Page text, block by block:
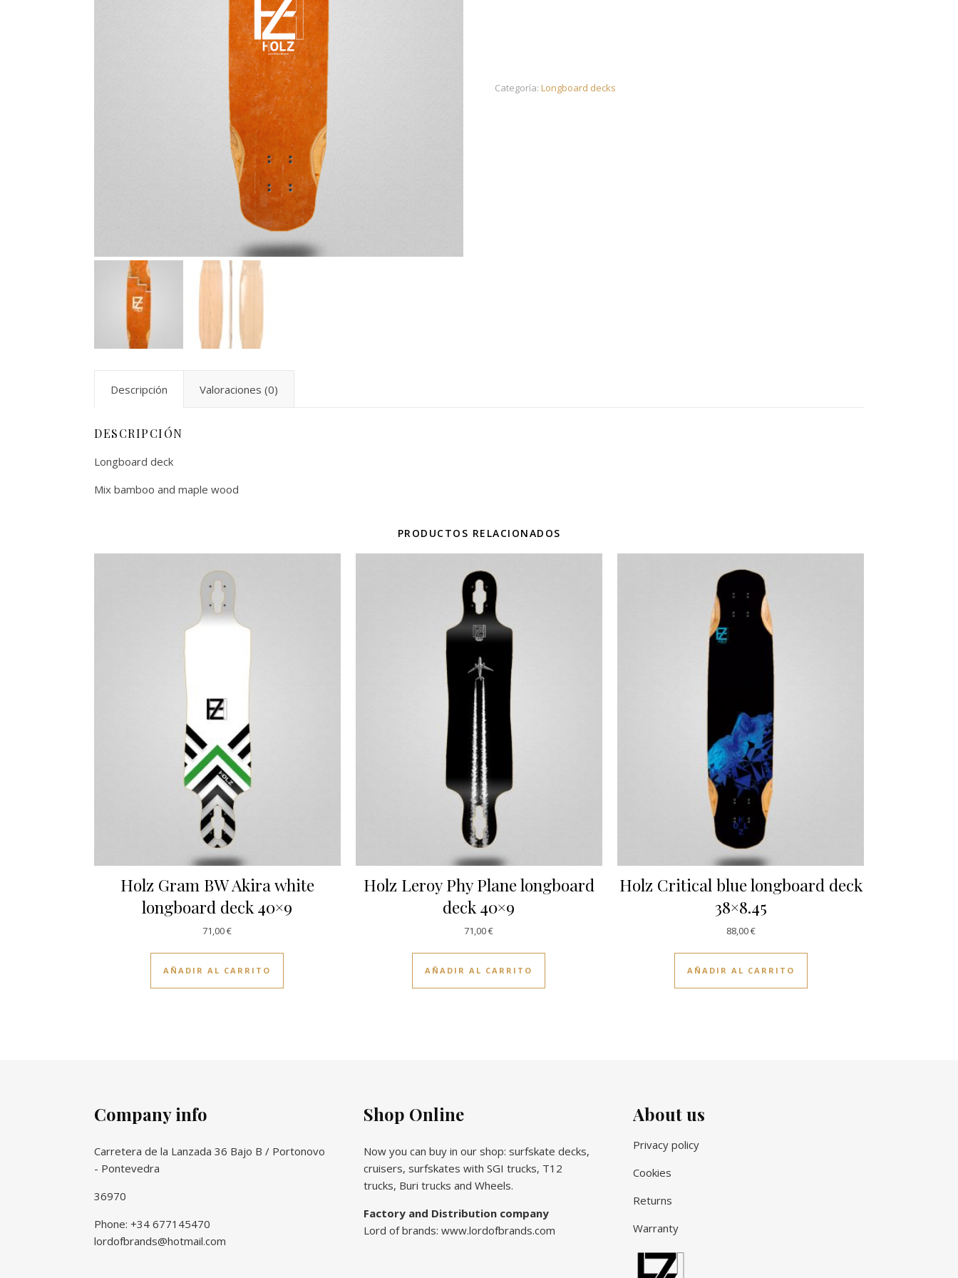
Categoría: Longboard decks
Descripción Valoraciones (0)
DESCRIPCIÓN
Longboard deck
Mix bamboo and maple wood
PRODUCTOS RELACIONADOS
Holz Gram BW Akira white
longboard deck 40×9
71,00€
AÑADIR AL CARRITO
Holz Leroy Phy Plane longboard
deck 40×9
71,00€
AÑADIR AL CARRITO
Holz Critical blue longboard deck
38×8.45
88,00€
AÑADIR AL CARRITO
Company info
Carretera de la Lanzada 36 Bajo B / Portonovo
- Pontevedra
36970
Phone: +34 677145470
lordofbrands@hotmail.com
Shop Online
Now you can buy in our shop: surfskate decks,
cruisers, surfskates with SGI trucks, T12
trucks, Buri trucks and Wheels.
Factory and Distribution company
Lord of brands: www.lordofbrands.com
About us
Privacy policy
Cookies
Returns
Warranty